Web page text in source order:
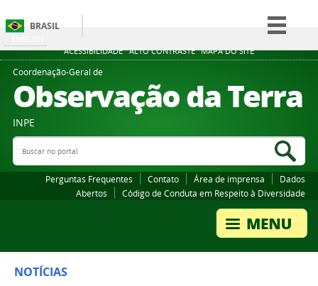
ACESSIBILIDADE ALTO CONTRASTE MAPA DO SITE
BRASIL
Simplifique!
Participe
Legislação
Coordenação-Geral de
Observação da Terra
INPE
Buscar no portal
Perguntas Frequentes Contato Área de imprensa
Dados
Abertos
Código de Conduta em Respeito à Diversidade
NOTÍCIAS